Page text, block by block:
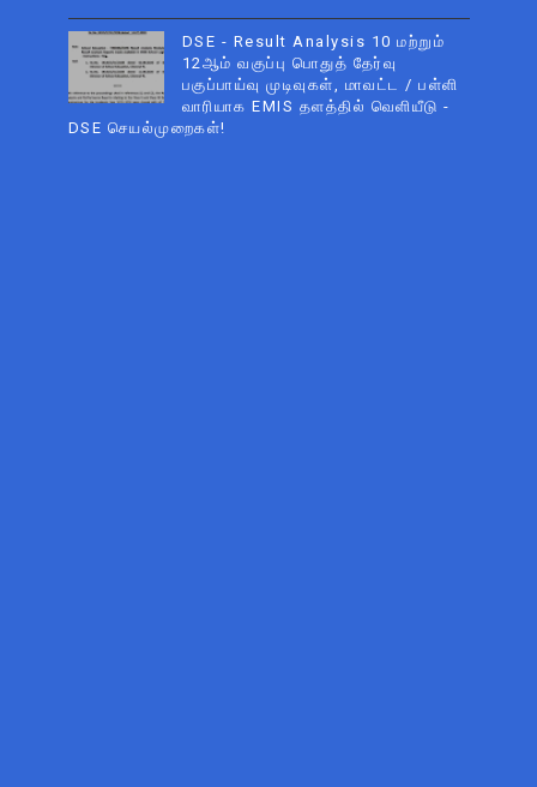
DSE - Result Analysis 10 மற்றும்
12ஆம் வகுப்பு பொதுத் தேர்வு
பகுப்பாய்வு முடிவுகள், மாவட்ட / பள்ளி
வாரியாக EMIS தளத்தில் வெளியீடு -
DSE செயல்முறைகள்!